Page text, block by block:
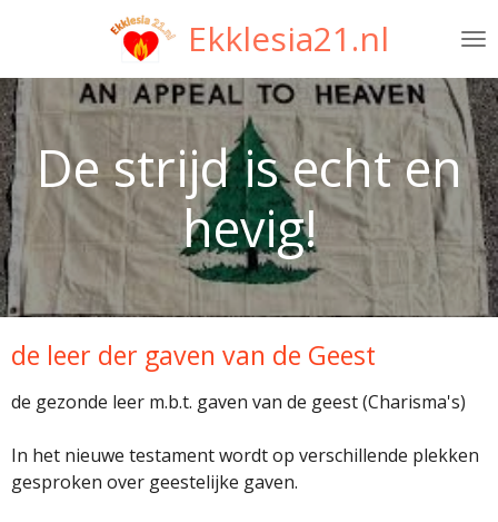
naar
de
hoofdinhoud
Ekklesia21.nl
De strijd is echt en
hevig!
de leer der gaven van de Geest
de gezonde leer m.b.t. gaven van de geest (Charisma's)
In het nieuwe testament wordt op verschillende plekken
gesproken over geestelijke gaven.